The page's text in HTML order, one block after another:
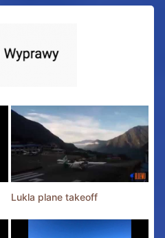
Lukla plane takeoff